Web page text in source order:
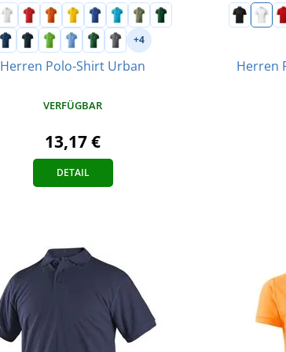
+4
Herren Polo-Shirt Urban
VERFÜGBAR
13,17 €
DETAIL
Herren